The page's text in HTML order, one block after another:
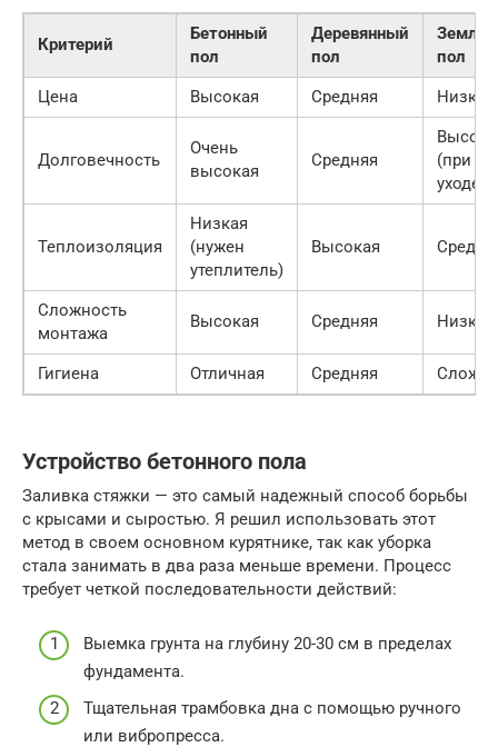
Критерий
Бетонный
пол
Деревянный
пол
пол
Цена
Высокая Средняя Низкая
Долговечность
Очень
высокая
Средняя
(при
уходе)
Теплоизоляция
Низкая
(нужен
утеплитель)
Высокая
Сложность
монтажа
Высокая Средняя Низкая
Гигиена Отличная Средняя
Устройство бетонного пола
Заливка стяжки — это самый надежный способ борьбы
с крысами и сыростью. Я решил использовать этот
метод в своем основном курятнике, так как уборка
стала занимать в два раза меньше времени. Процесс
требует четкой последовательности действий:
Выемка грунта на глубину 20-30 см в пределах
фундамента.
Тщательная трамбовка дна с помощью ручного
или вибропресса.